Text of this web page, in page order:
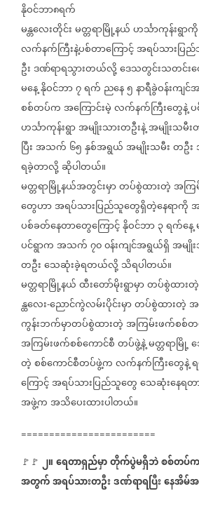
နိုဝင်ဘာ၈ရက်
မန္တလေးတိုင်းမတ္တရာမြို့နယ်ဟင်္သာကုန်းရွာကို
လက်နက်ကြီးနဲ့ပစ်တာကြောင့်အရပ်သားပြ
ဦးဒဏ်ရာရသွားတယ်လို့ဒေသတွင်းသတင်း
မနေ့နိုဝင်ဘာ၇ရက် ညနေ၅နာရီခွဲဝန်းကျင်
စစ်တပ်ကအကြောင်းမဲ့လက်နက်ကြီးတွေနဲ့
ဟင်္သာကုန်းရွာအမျိုးသားတဦးနဲ့အမျိုးသမီး
ပြီးအသက် ၆၅နှစ်အရွယ်အမျိုးသမီးတဦး
ရခဲ့တာလို့ဆိုပါတယ်။
မတ္တရာမြို့နယ်အတွင်းမှာတပ်စွဲထားတဲ့အကြ
တွေဟာအရပ်သားပြည်သူတွေရှိတဲ့နေရာကို
ပစ်ခတ်နေတာတွေကြောင့်နိုဝင်ဘာ၃ရက်နေ့
ပင်ရွာကအသက်၇၀၀န်းကျင်အရွယ်ရှိအမျို
တဦးသေဆုံးခဲ့ရတယ်လို့သိရပါတယ်။
မတ္တရာမြို့နယ်ထီးတော်မိုးရွာမှာတပ်စွဲထားတဲ့
န္ထလေး-ညောင်ကွဲလမ်းပိုင်းမှာတပ်စွဲထားတဲ့
ကွန်းဘက်မှာတပ်စွဲထားတဲ့အကြမ်းဖက်စစ်တ
အကြမ်းဖက်စစ်ကောင်စီတပ်ဖွဲ့နဲ့မတ္တရာမြို့
တဲ့စစ်ကောင်စီတပ်ဖွဲ့ကလက်နက်ကြီးတွေနဲ့
ကြောင့်အရပ်သားပြည်သူတွေသေဆုံးနေရ
အဖွဲ့ကအသိပေးထားပါတယ်။
========================
🚩🚩 ၂။ရေတာရှည်မှာတိုက်ပွဲမရှိဘဲစစ်တပ်က
အတွက်အရပ်သားတဦးဒဏ်ရာရပြီးနေအိမ်